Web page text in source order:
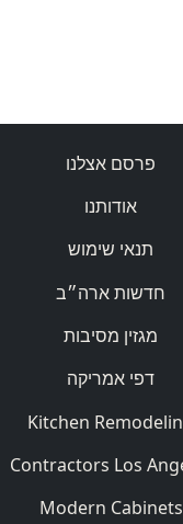
פרסם אצלנו
אודותנו
תנאי שימוש
חדשות ארה״ב
מגזין מסיבות
דפי אמריקה
Kitchen
Contractors Los
Modern Cabinets